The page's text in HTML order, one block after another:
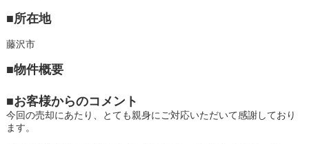
■所在地
藤沢市
■物件概要
■お客様からのコメント
今回の売却にあたり、とても親身にご対応いただいて感謝しており
ます。